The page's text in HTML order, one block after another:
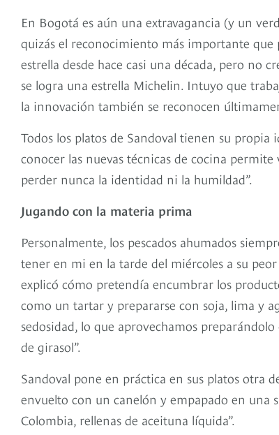
En Bogotá es aún una extravagancia (y un
quizás el reconocimiento más importante que
estrella desde hace casi una década, pero no
se logra una estrella Michelin. Intuyo que
la innovación también se reconocen
Todos los platos de Sandoval tienen su propia
conocer las nuevas técnicas de cocina
perder nunca la identidad ni la humildad”.
Jugando con la materia prima
Personalmente, los pescados ahumados
tener en mi en la tarde del miércoles a su
explicó cómo pretendía encumbrar los
como un tartar y prepararse con soja, lima y
sedosidad, lo que aprovechamos
de girasol”.
Sandoval pone en práctica en sus platos otra
envuelto con un canelón y empapado en una
Colombia, rellenas de aceituna líquida”.